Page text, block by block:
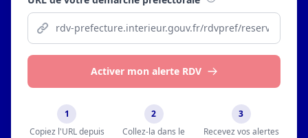
Activer mon alerte RDV
1
Copiez l'URL depuis
2
Collez-la dans le
3
Recevez vos alertes